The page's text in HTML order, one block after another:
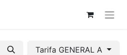
Tarifa GENERAL A